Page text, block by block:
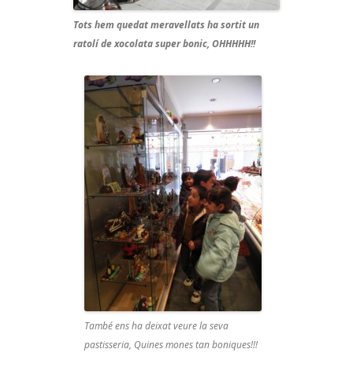
Tots hem quedat meravellats ha sortit un
ratolí de xocolata super bonic, OHHHHH!!
També ens ha deixat veure la seva
pastisseria, Quines mones tan boniques!!!